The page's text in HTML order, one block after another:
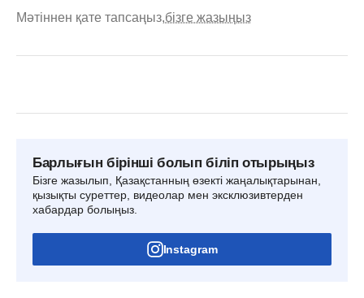
Мәтіннен қате тапсаңыз,бізге жазыңыз
Барлығын бірінші болып біліп отырыңыз
Бізге жазылып, Қазақстанның өзекті жаңалықтарынан,
қызықты суреттер, видеолар мен эксклюзивтерден
хабардар болыңыз.
Instagram